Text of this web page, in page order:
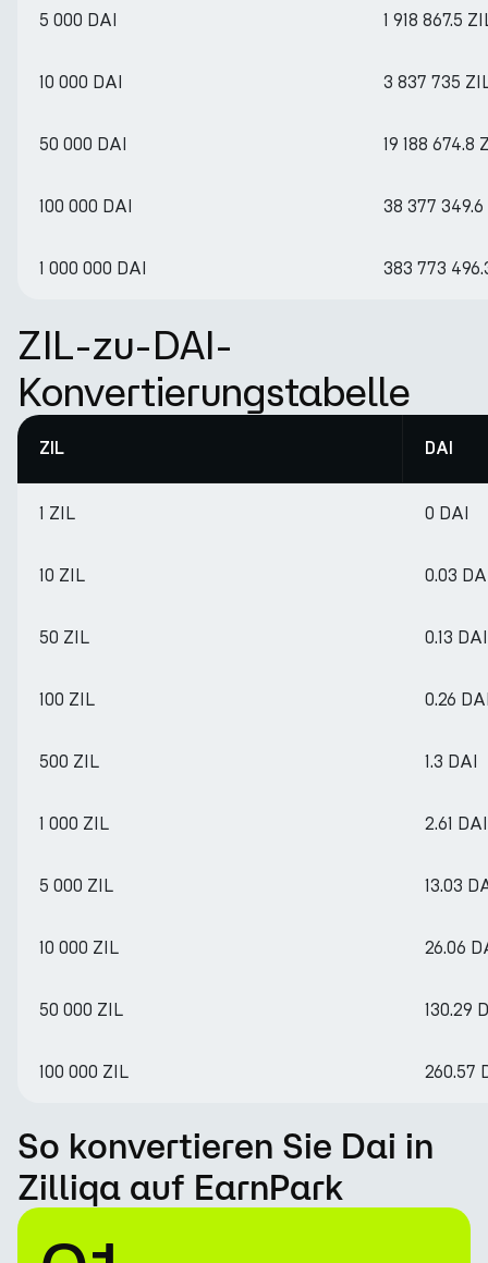
5 000 DAI 1 918 867.5
10 000 DAI 3 837 735
50 000 DAI 19 188 674.8
100 000 DAI 38 377
1 000 000 DAI 383 773
ZIL-zu-DAI-
Konvertierungstabelle
ZIL DAI
1 ZIL 0 DAI
10 ZIL 0.03
50 ZIL 0.13 DAI
100 ZIL 0.26
500 ZIL 1.3 DAI
1 000 ZIL 2.61 DAI
5 000 ZIL 13.03
10 000 ZIL 26.06
50 000 ZIL 130.29
100 000 ZIL 260.57
So konvertieren Sie Dai in
Zilliqa auf EarnPark